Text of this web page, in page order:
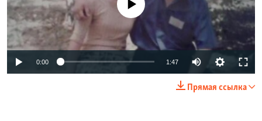
0:00 1:47
Прямая ссылка